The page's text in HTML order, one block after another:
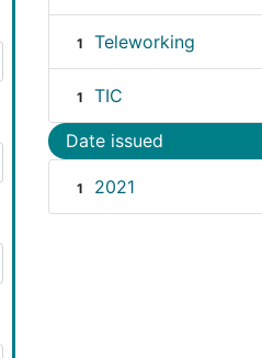
1 Teleworking
1 TIC
Date issued
1 2021